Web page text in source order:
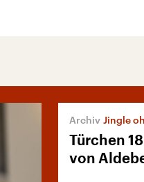
Jingle
Türchen
von